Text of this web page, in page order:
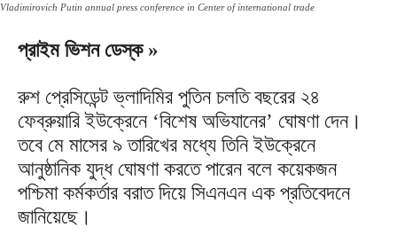
Vladimirovich Putin annual press conference in Center of international trade
প্রাইম ভিশন ডেস্ক »
রুশ প্রেসিডেন্ট ভ্লাদিমির পুতিন চলতি বছরের ২৪
ফেব্রুয়ারি ইউক্রেনে ‘বিশেষ অভিযানের’ ঘোষণা দেন।
তবে মে মাসের ৯ তারিখের মধ্যে তিনি ইউক্রেনে
আনুষ্ঠানিক যুদ্ধ ঘোষণা করতে পারেন বলে কয়েকজন
পশ্চিমা কর্মকর্তার বরাত দিয়ে সিএনএন এক প্রতিবেদনে
জানিয়েছে।